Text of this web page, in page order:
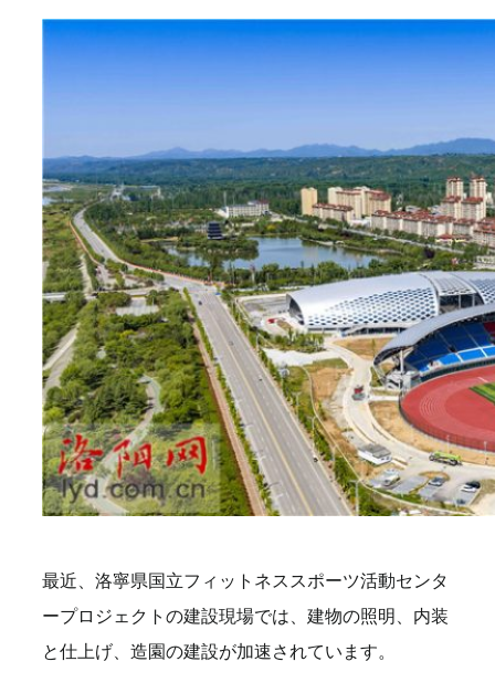
最近、洛寧県国立フィットネススポーツ活動センタ
ープロジェクトの建設現場では、建物の照明、内装
と仕上げ、造園の建設が加速されています。